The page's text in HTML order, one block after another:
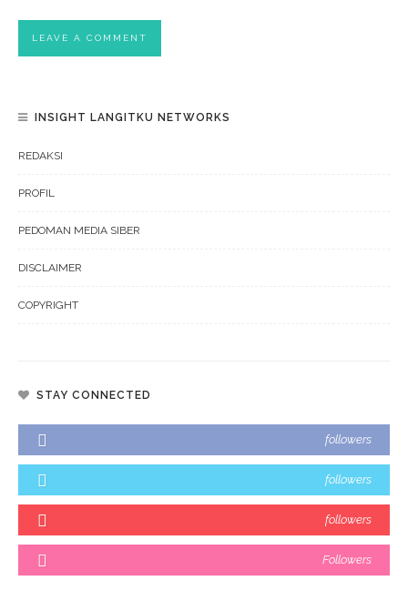
INSIGHT LANGITKU NETWORKS
REDAKSI
PROFIL
PEDOMAN MEDIA SIBER
DISCLAIMER
COPYRIGHT
STAY CONNECTED
followers
followers
followers
Followers